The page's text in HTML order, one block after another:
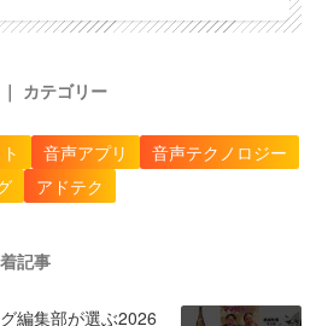
｜ カテゴリー
音声アプリ
音声テクノロジー
アドテク
着記事
編集部が選ぶ2026